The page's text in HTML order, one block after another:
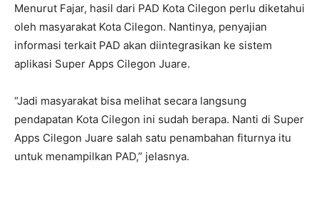
Menurut Fajar, hasil dari PAD Kota Cilegon perlu diketahui
oleh masyarakat Kota Cilegon. Nantinya, penyajian
informasi terkait PAD akan diintegrasikan ke sistem
aplikasi Super Apps Cilegon Juare.
“Jadi masyarakat bisa melihat secara langsung
pendapatan Kota Cilegon ini sudah berapa. Nanti di Super
Apps Cilegon Juare salah satu penambahan fiturnya itu
untuk menampilkan PAD,” jelasnya.